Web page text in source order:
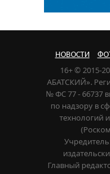
НОВОСТИ
16+ © 2015-
АБАТСКИЙ».
№ ФС 77 - 66737
по надзору в
технологий
Главный